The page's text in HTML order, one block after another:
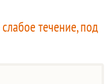
течение, под